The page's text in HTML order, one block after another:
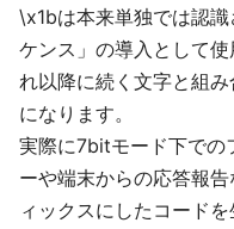
\x1bは本来単独では認
ケンス」の導入として
れ以降に続く文字と組
になります。
実際に7bitモード下での
ーや端末からの応答報
ィックスにしたコード